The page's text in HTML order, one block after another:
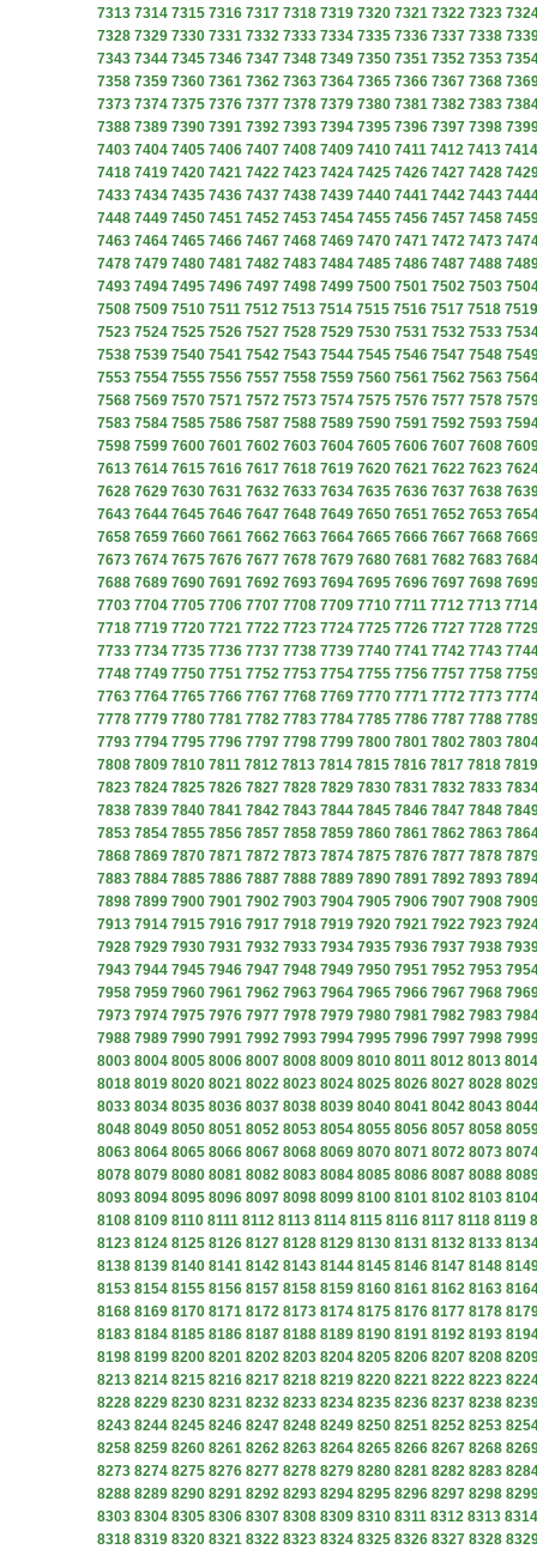
7313 7314 7315 7316 7317 7318 7319 7320 7321 7322 7323
7328 7329 7330 7331 7332 7333 7334 7335 7336 7337 7338
7343 7344 7345 7346 7347 7348 7349 7350 7351 7352 7353
7358 7359 7360 7361 7362 7363 7364 7365 7366 7367 7368
7373 7374 7375 7376 7377 7378 7379 7380 7381 7382 7383
7388 7389 7390 7391 7392 7393 7394 7395 7396 7397 7398
7403 7404 7405 7406 7407 7408 7409 7410 7411 7412 7413 7414
7418 7419 7420 7421 7422 7423 7424 7425 7426 7427 7428
7433 7434 7435 7436 7437 7438 7439 7440 7441 7442 7443
7448 7449 7450 7451 7452 7453 7454 7455 7456 7457 7458
7463 7464 7465 7466 7467 7468 7469 7470 7471 7472 7473
7478 7479 7480 7481 7482 7483 7484 7485 7486 7487 7488
7493 7494 7495 7496 7497 7498 7499 7500 7501 7502 7503
7508 7509 7510 7511 7512 7513 7514 7515 7516 7517 7518 7519
7523 7524 7525 7526 7527 7528 7529 7530 7531 7532 7533
7538 7539 7540 7541 7542 7543 7544 7545 7546 7547 7548
7553 7554 7555 7556 7557 7558 7559 7560 7561 7562 7563
7568 7569 7570 7571 7572 7573 7574 7575 7576 7577 7578
7583 7584 7585 7586 7587 7588 7589 7590 7591 7592 7593
7598 7599 7600 7601 7602 7603 7604 7605 7606 7607 7608
7613 7614 7615 7616 7617 7618 7619 7620 7621 7622 7623
7628 7629 7630 7631 7632 7633 7634 7635 7636 7637 7638
7643 7644 7645 7646 7647 7648 7649 7650 7651 7652 7653
7658 7659 7660 7661 7662 7663 7664 7665 7666 7667 7668
7673 7674 7675 7676 7677 7678 7679 7680 7681 7682 7683
7688 7689 7690 7691 7692 7693 7694 7695 7696 7697 7698
7703 7704 7705 7706 7707 7708 7709 7710 7711 7712 7713 7714
7718 7719 7720 7721 7722 7723 7724 7725 7726 7727 7728
7733 7734 7735 7736 7737 7738 7739 7740 7741 7742 7743
7748 7749 7750 7751 7752 7753 7754 7755 7756 7757 7758
7763 7764 7765 7766 7767 7768 7769 7770 7771 7772 7773
7778 7779 7780 7781 7782 7783 7784 7785 7786 7787 7788
7793 7794 7795 7796 7797 7798 7799 7800 7801 7802 7803
7808 7809 7810 7811 7812 7813 7814 7815 7816 7817 7818 7819
7823 7824 7825 7826 7827 7828 7829 7830 7831 7832 7833
7838 7839 7840 7841 7842 7843 7844 7845 7846 7847 7848
7853 7854 7855 7856 7857 7858 7859 7860 7861 7862 7863
7868 7869 7870 7871 7872 7873 7874 7875 7876 7877 7878
7883 7884 7885 7886 7887 7888 7889 7890 7891 7892 7893
7898 7899 7900 7901 7902 7903 7904 7905 7906 7907 7908
7913 7914 7915 7916 7917 7918 7919 7920 7921 7922 7923
7928 7929 7930 7931 7932 7933 7934 7935 7936 7937 7938
7943 7944 7945 7946 7947 7948 7949 7950 7951 7952 7953
7958 7959 7960 7961 7962 7963 7964 7965 7966 7967 7968
7973 7974 7975 7976 7977 7978 7979 7980 7981 7982 7983
7988 7989 7990 7991 7992 7993 7994 7995 7996 7997 7998
8003 8004 8005 8006 8007 8008 8009 8010 8011 8012 8013 8014
8018 8019 8020 8021 8022 8023 8024 8025 8026 8027 8028
8033 8034 8035 8036 8037 8038 8039 8040 8041 8042 8043
8048 8049 8050 8051 8052 8053 8054 8055 8056 8057 8058
8063 8064 8065 8066 8067 8068 8069 8070 8071 8072 8073
8078 8079 8080 8081 8082 8083 8084 8085 8086 8087 8088
8093 8094 8095 8096 8097 8098 8099 8100 8101 8102 8103
8108 8109 8110 8111 8112 8113 8114 8115 8116 8117 8118 8119
8123 8124 8125 8126 8127 8128 8129 8130 8131 8132 8133
8138 8139 8140 8141 8142 8143 8144 8145 8146 8147 8148
8153 8154 8155 8156 8157 8158 8159 8160 8161 8162 8163
8168 8169 8170 8171 8172 8173 8174 8175 8176 8177 8178
8183 8184 8185 8186 8187 8188 8189 8190 8191 8192 8193
8198 8199 8200 8201 8202 8203 8204 8205 8206 8207 8208
8213 8214 8215 8216 8217 8218 8219 8220 8221 8222 8223
8228 8229 8230 8231 8232 8233 8234 8235 8236 8237 8238
8243 8244 8245 8246 8247 8248 8249 8250 8251 8252 8253
8258 8259 8260 8261 8262 8263 8264 8265 8266 8267 8268
8273 8274 8275 8276 8277 8278 8279 8280 8281 8282 8283
8288 8289 8290 8291 8292 8293 8294 8295 8296 8297 8298
8303 8304 8305 8306 8307 8308 8309 8310 8311 8312 8313 8314
8318 8319 8320 8321 8322 8323 8324 8325 8326 8327 8328